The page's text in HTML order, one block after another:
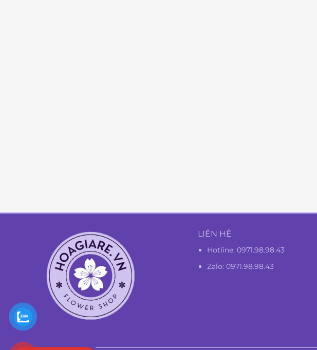
LIÊN HỆ
Hotline:0971.98.98.43
Zalo: 0971.98.98.43